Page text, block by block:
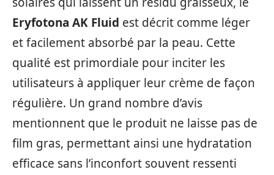
Eryfotona AK Fluid est décrit comme léger
et facilement absorbé par la peau. Cette
qualité est primordiale pour inciter les
utilisateurs à appliquer leur crème de façon
régulière. Un grand nombre d’avis
mentionnent que le produit ne laisse pas de
film gras, permettant ainsi une hydratation
efficace sans l’inconfort souvent ressenti